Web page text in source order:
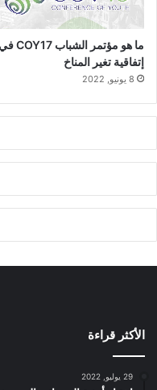
ما هو مؤتمر الشباب COY17 في
إتفاقية تغير المناخ
8 يونيو, 2022
الأكثر قراءة
29 يوليو, 2022